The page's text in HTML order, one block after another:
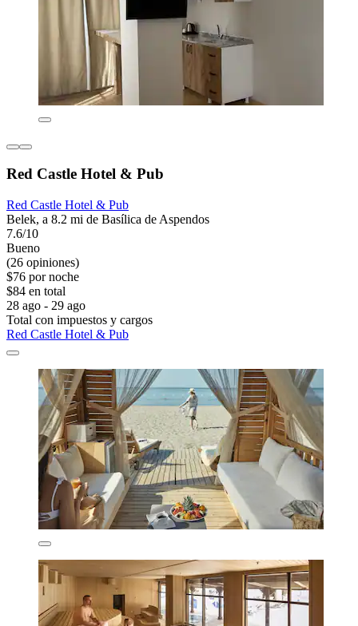
Red Castle Hotel & Pub
Red Castle Hotel & Pub
Belek, a 8.2 mi de Basílica de Aspendos
7.6/10
Bueno
(26 opiniones)
$76 por noche
$84 en total
28 ago - 29 ago
Total con impuestos y cargos
Red Castle Hotel & Pub